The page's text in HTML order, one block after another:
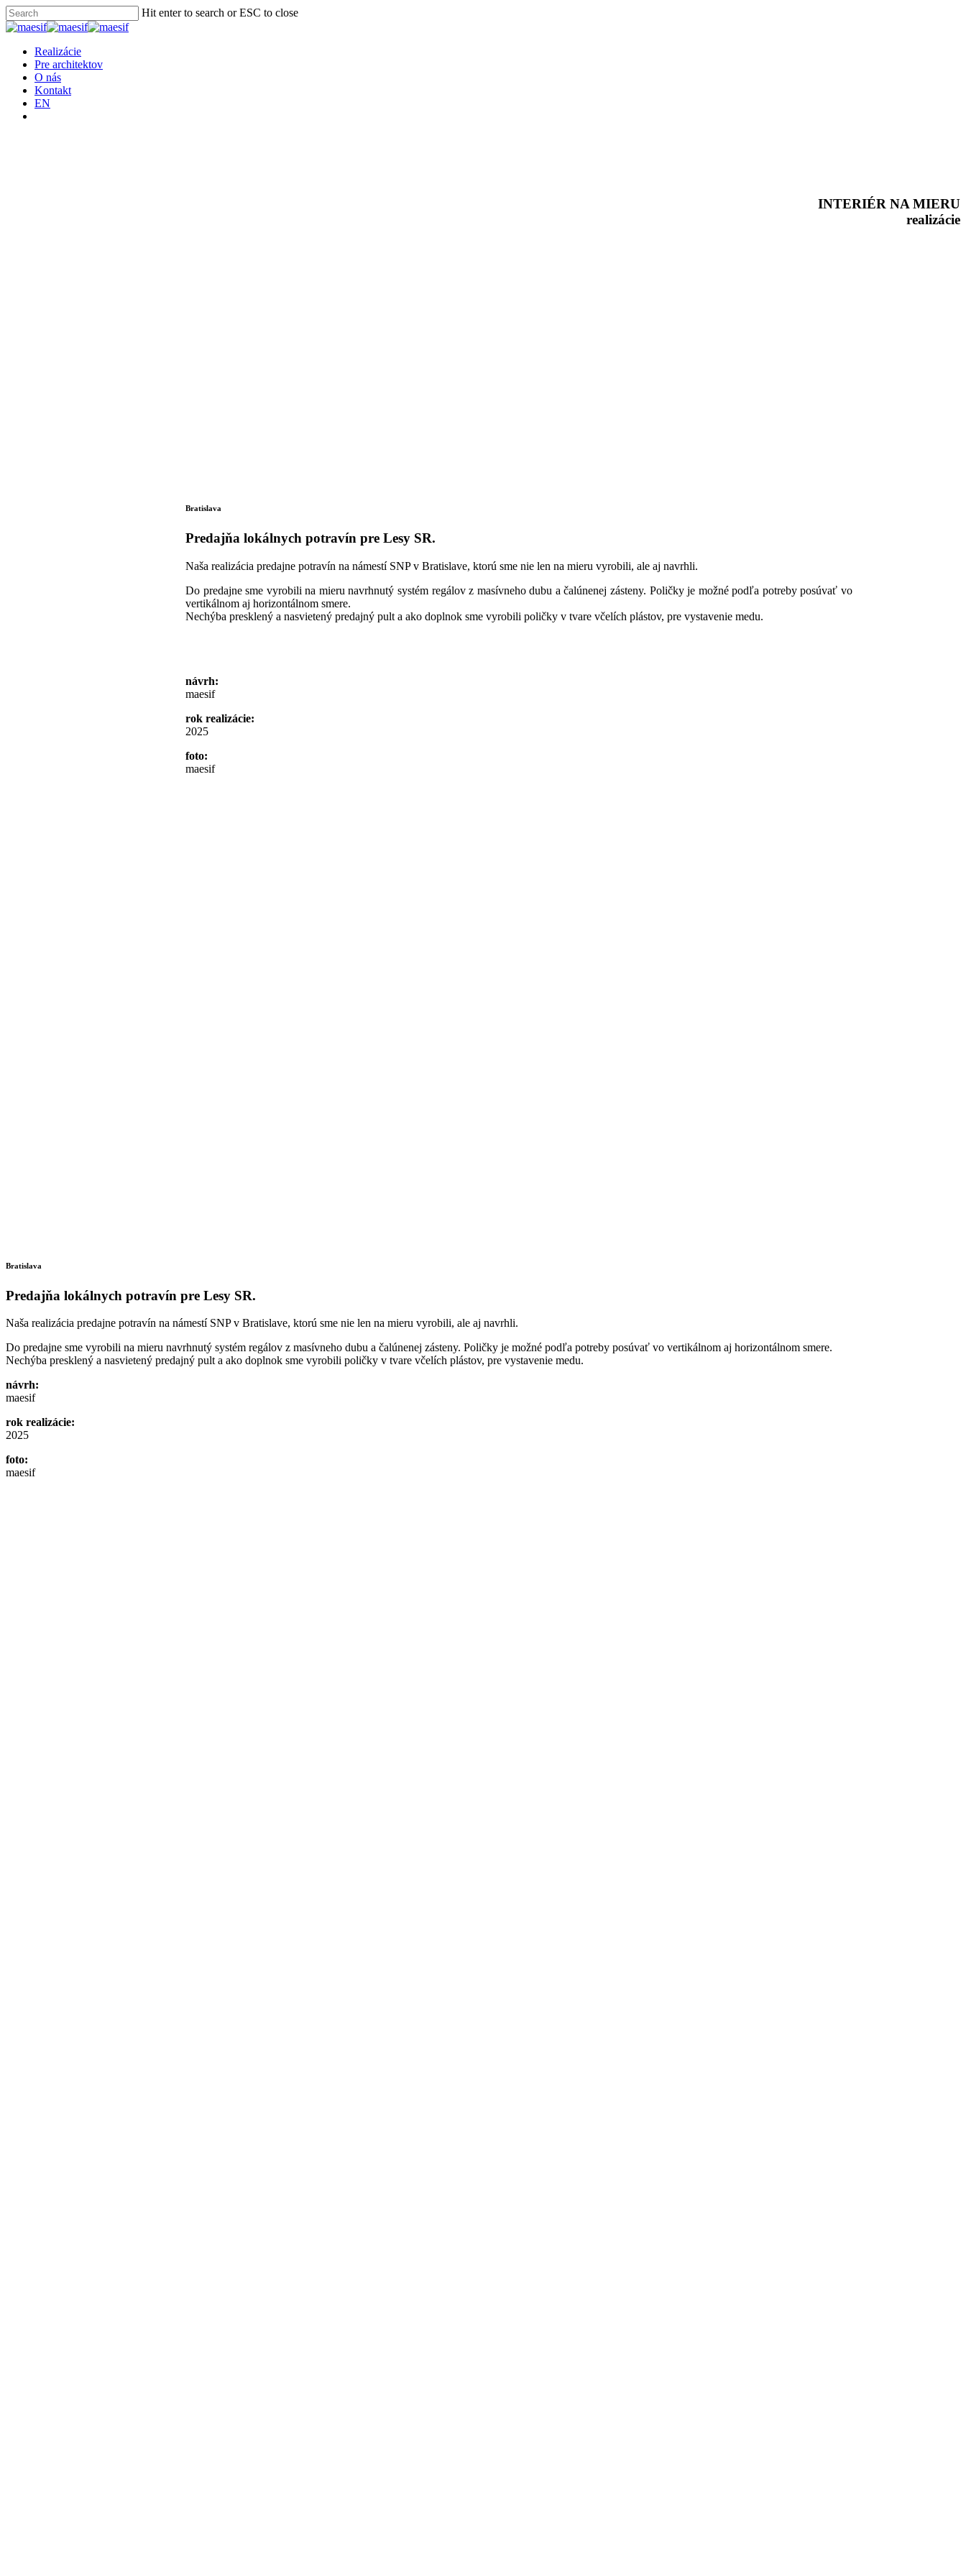
Skip
to
content
Hit enter to search or ESC to close
Close
Menu
Realizácie
Pre architektov
O nás
Kontakt
EN
INTERIÉR NA MIERU
realizácie
Bratislava
Predajňa lokálnych potravín pre Lesy SR.
Naša realizácia predajne potravín na námestí SNP v Bratislave, ktorú sme nie len na mieru vyrobili, ale aj navrhli.
Do predajne sme vyrobili na mieru navrhnutý systém regálov z masívneho dubu a čalúnenej zásteny. Poličky je možné podľa potreby posúvať vo
vertikálnom aj horizontálnom smere.
Nechýba presklený a nasvietený predajný pult a ako doplnok sme vyrobili poličky v tvare včelích plástov, pre vystavenie medu.
návrh:
maesif
rok realizácie:
2025
foto:
maesif
Bratislava
Predajňa lokálnych potravín pre Lesy SR.
Naša realizácia predajne potravín na námestí SNP v Bratislave, ktorú sme nie len na mieru vyrobili, ale aj navrhli.
Do predajne sme vyrobili na mieru navrhnutý systém regálov z masívneho dubu a čalúnenej zásteny. Poličky je možné podľa potreby posúvať vo vertikálnom aj horizontálnom smere.
Nechýba presklený a nasvietený predajný pult a ako doplnok sme vyrobili poličky v tvare včelích plástov, pre vystavenie medu.
návrh:
maesif
rok realizácie:
2025
foto:
maesif